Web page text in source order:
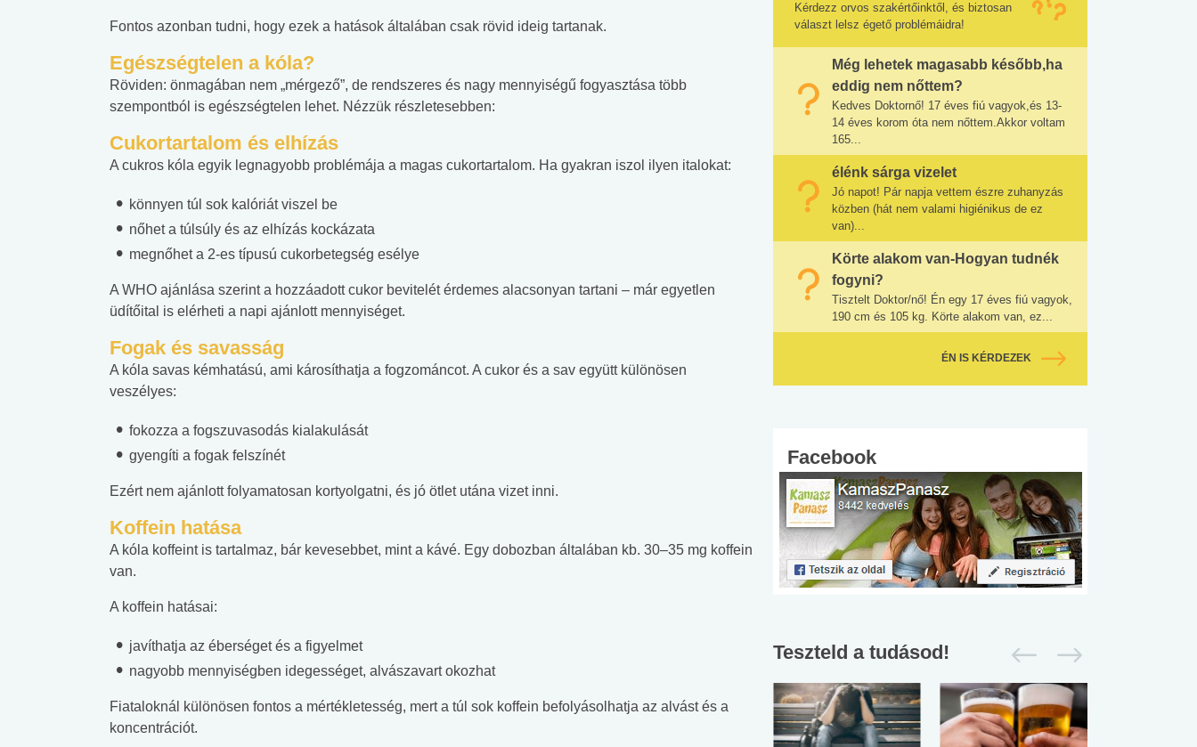
Fontos azonban tudni, hogy ezek a hatások általában csak rövid ideig tartanak.
Egészségtelen a kóla?
Röviden: önmagában nem „mérgező”, de rendszeres és nagy mennyiségű fogyasztása több
szempontból is egészségtelen lehet. Nézzük részletesebben:
Cukortartalom és elhízás
A cukros kóla egyik legnagyobb problémája a magas cukortartalom. Ha gyakran iszol ilyen italokat:
könnyen túl sok kalóriát viszel be
nőhet a túlsúly és az elhízás kockázata
megnőhet a 2-es típusú cukorbetegség esélye
A WHO ajánlása szerint a hozzáadott cukor bevitelét érdemes alacsonyan tartani – már egyetlen
üdítőital is elérheti a napi ajánlott mennyiséget.
Fogak és savasság
A kóla savas kémhatású, ami károsíthatja a fogzománcot. A cukor és a sav együtt különösen
veszélyes:
fokozza a fogszuvasodás kialakulását
gyengíti a fogak felszínét
Ezért nem ajánlott folyamatosan kortyolgatni, és jó ötlet utána vizet inni.
Koffein hatása
A kóla koffeint is tartalmaz, bár kevesebbet, mint a kávé. Egy dobozban általában kb. 30–35 mg koffein
van.
A koffein hatásai:
javíthatja az éberséget és a figyelmet
nagyobb mennyiségben idegességet, alvászavart okozhat
Fiataloknál különösen fontos a mértékletesség, mert a túl sok koffein befolyásolhatja az alvást és a
koncentrációt.
Kérdezz orvos szakértőinktől, és biztosan
választ lelsz égető problémáidra!
Még lehetek magasabb később,ha
eddig nem nőttem?
Kedves Doktornő! 17 éves fiú vagyok,és 13-
14 éves korom óta nem nőttem.Akkor voltam
165...
élénk sárga vizelet
Jó napot! Pár napja vettem észre zuhanyzás
közben (hát nem valami higiénikus de ez
van)...
Körte alakom van-Hogyan tudnék
fogyni?
Tisztelt Doktor/nő! Én egy 17 éves fiú vagyok,
190 cm és 105 kg. Körte alakom van, ez...
ÉN IS KÉRDEZEK
Facebook
Teszteld a tudásod!